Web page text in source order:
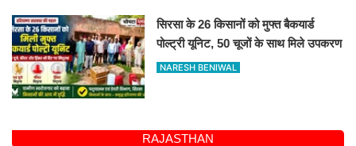
सिरसा के 26 किसानों को मुफ्त बैकयार्ड
पोल्ट्री यूनिट, 50 चूजों के साथ मिले उपकरण
NARESH BENIWAL
RAJASTHAN